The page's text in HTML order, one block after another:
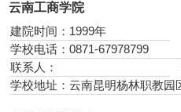
云南工商学院
建院时间：1999年
学校电话：0871-67978799
联系人：
学校地址：云南昆明杨林职教园